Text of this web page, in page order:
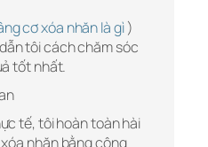
cơ xóa nhăn là gì)
tôi cách chăm sóc
tốt nhất.
tế, tôi hoàn toàn hài
nhăn bằng công